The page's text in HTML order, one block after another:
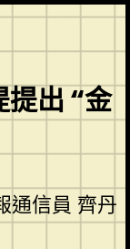
出 “金
通信員 齊丹